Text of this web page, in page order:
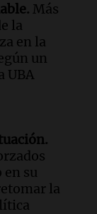
Más
la
en la
un
UBA
en su
la